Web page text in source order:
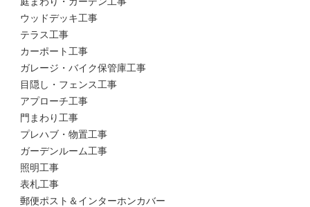
ウッドデッキ工事
テラス工事
カーポート工事
ガレージ・バイク保管庫工事
目隠し・フェンス工事
アプローチ工事
門まわり工事
プレハブ・物置工事
ガーデンルーム工事
照明工事
表札工事
郵便ポスト＆インターホンカバー